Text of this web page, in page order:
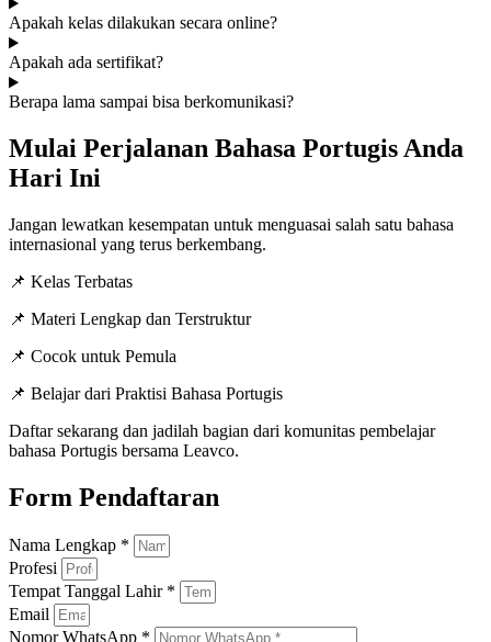
Apakah kelas dilakukan secara online?
Apakah ada sertifikat?
Berapa lama sampai bisa berkomunikasi?
Mulai Perjalanan Bahasa Portugis Anda
Hari Ini
Jangan lewatkan kesempatan untuk menguasai salah satu bahasa
internasional yang terus berkembang.
📌 Kelas Terbatas
📌 Materi Lengkap dan Terstruktur
📌 Cocok untuk Pemula
📌 Belajar dari Praktisi Bahasa Portugis
Daftar sekarang dan jadilah bagian dari komunitas pembelajar
bahasa Portugis bersama Leavco.
Form Pendaftaran
Nama Lengkap *
Profesi
Tempat Tanggal Lahir *
Email
Nomor WhatsApp *